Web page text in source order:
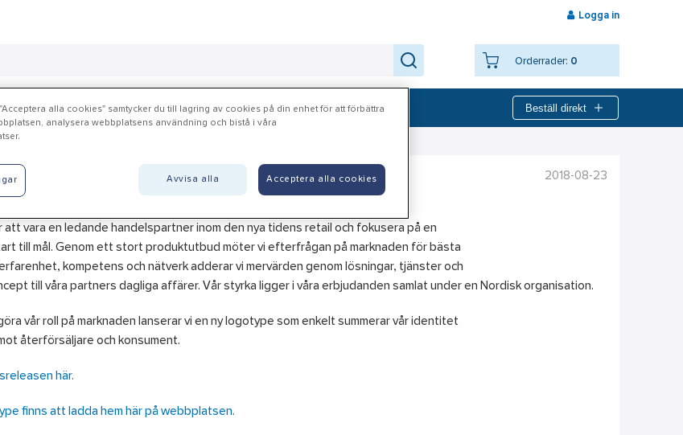
Logga in
Orderrader: 0
Handla hos oss Guider & inspiration Vanliga frågor Beställ direkt
2018-08-23
ny logotype
att vara en ledande handelspartner inom den nya tidens retail och fokusera på en
till mål. Genom ett stort produktutbud möter vi efterfrågan på marknaden för bästa
kompetens och nätverk adderar vi mervärden genom lösningar, tjänster och
till våra partners dagliga affärer. Vår styrka ligger i våra erbjudanden samlat under en Nordisk organisation.
vår roll på marknaden lanserar vi en ny logotype som enkelt summerar vår identitet
återförsäljare och konsument.
här.
finns att ladda hem här på webbplatsen.
alla cookies" samtycker du till lagring av cookies på din enhet för att förbättra
analysera webbplatsens användning och bistå i våra
Avvisa alla Acceptera alla cookies